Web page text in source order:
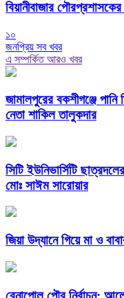
বিয়ানীবাজার
১০
জনপ্রিয় সব খবর
এ সম্পর্কিত আরও খবর
জামালপুরের বকশীগঞ্জে
নেতা শাকিল তালুকদার
সিটি ইউনিভার্সিটি
মোঃ সাঈম সারোয়ার
জিয়া উদ্যানে গিয়ে মা ও